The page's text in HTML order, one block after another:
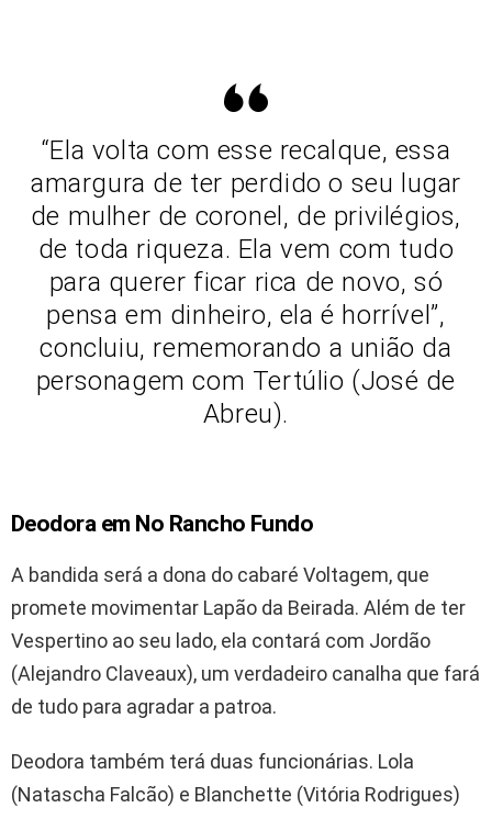
“Ela volta com esse recalque, essa
amargura de ter perdido o seu lugar
de mulher de coronel, de privilégios,
de toda riqueza. Ela vem com tudo
para querer ficar rica de novo, só
pensa em dinheiro, ela é horrível”,
concluiu, rememorando a união da
personagem com Tertúlio (José de
Abreu).
Deodora em No Rancho Fundo
A bandida será a dona do cabaré Voltagem, que
promete movimentar Lapão da Beirada. Além de ter
Vespertino ao seu lado, ela contará com Jordão
(Alejandro Claveaux), um verdadeiro canalha que fará
de tudo para agradar a patroa.
Deodora também terá duas funcionárias. Lola
(Natascha Falcão) e Blanchette (Vitória Rodrigues)